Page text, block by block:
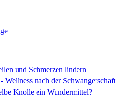
und Schmerzen lindern
Wellness nach der Schwangerschaft
Knolle ein Wundermittel?